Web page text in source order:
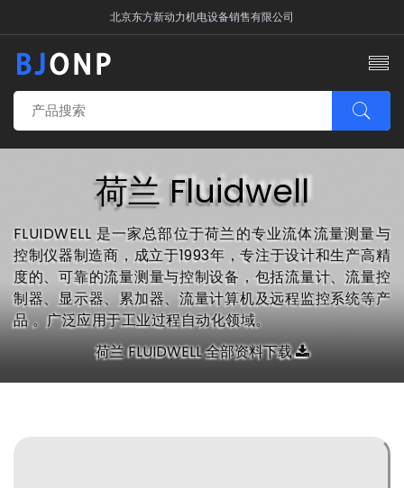
北京东方新动力机电设备销售有限公司
荷兰 Fluidwell
FLUIDWELL‌ 是一家总部位于荷兰的专业流体流量测量与
控制仪器制造商，成立于1993年，专注于设计和生产高精
度的、可靠的流量测量与控制设备，包括流量计、流量控
制器、显示器、累加器、流量计算机及远程监控系统等产
品 ‌。广泛应用于工业过程自动化领域。
荷兰 FLUIDWELL 全部资料下载